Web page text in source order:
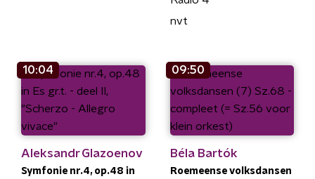
nvt
10:04
Aleksandr Glazoenov
Symfonie nr.4, op.48 in
09:50
Béla Bartók
Roemeense volksdansen